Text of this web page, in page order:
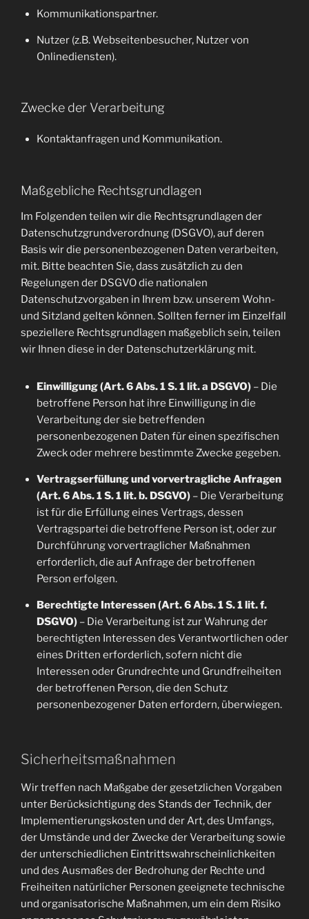
Kommunikationspartner.
Nutzer (z.B. Webseitenbesucher, Nutzer von
Onlinediensten).
Zwecke der Verarbeitung
Kontaktanfragen und Kommunikation.
Maßgebliche Rechtsgrundlagen
Im Folgenden teilen wir die Rechtsgrundlagen der
Datenschutzgrundverordnung (DSGVO), auf deren
Basis wir die personenbezogenen Daten verarbeiten,
mit. Bitte beachten Sie, dass zusätzlich zu den
Regelungen der DSGVO die nationalen
Datenschutzvorgaben in Ihrem bzw. unserem Wohn-
und Sitzland gelten können. Sollten ferner im Einzelfall
speziellere Rechtsgrundlagen maßgeblich sein, teilen
wir Ihnen diese in der Datenschutzerklärung mit.
Einwilligung (Art. 6 Abs. 1 S. 1 lit. a DSGVO)– Die
betroffene Person hat ihre Einwilligung in die
Verarbeitung der sie betreffenden
personenbezogenen Daten für einen spezifischen
Zweck oder mehrere bestimmte Zwecke gegeben.
Vertragserfüllung und vorvertragliche Anfragen
(Art. 6 Abs. 1 S. 1 lit. b. DSGVO)– Die Verarbeitung
ist für die Erfüllung eines Vertrags, dessen
Vertragspartei die betroffene Person ist, oder zur
Durchführung vorvertraglicher Maßnahmen
erforderlich, die auf Anfrage der betroffenen
Person erfolgen.
Berechtigte Interessen (Art. 6 Abs. 1 S. 1 lit. f.
DSGVO)– Die Verarbeitung ist zur Wahrung der
berechtigten Interessen des Verantwortlichen oder
eines Dritten erforderlich, sofern nicht die
Interessen oder Grundrechte und Grundfreiheiten
der betroffenen Person, die den Schutz
personenbezogener Daten erfordern, überwiegen.
Sicherheitsmaßnahmen
Wir treffen nach Maßgabe der gesetzlichen Vorgaben
unter Berücksichtigung des Stands der Technik, der
Implementierungskosten und der Art, des Umfangs,
der Umstände und der Zwecke der Verarbeitung sowie
der unterschiedlichen Eintrittswahrscheinlichkeiten
und des Ausmaßes der Bedrohung der Rechte und
Freiheiten natürlicher Personen geeignete technische
und organisatorische Maßnahmen, um ein dem Risiko